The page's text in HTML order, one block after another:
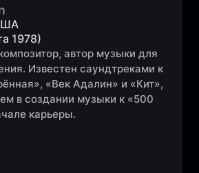
1978)
автор музыки для
Известен саундтреками к
«Век Адалин» и «Кит»,
в создании музыки к «500
карьеры.